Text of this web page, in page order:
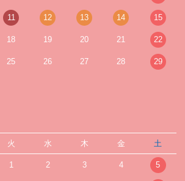
11 12 13 14 15
18 19 20 21 22
25 26 27 28 29
火 水 木 金 土
1 2 3 4 5